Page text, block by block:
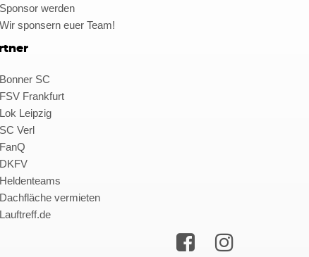
Sponsor werden
Wir sponsern euer Team!
Bonner SC
FSV Frankfurt
Lok Leipzig
SC Verl
FanQ
DKFV
Heldenteams
Dachfläche vermieten
Lauftreff.de